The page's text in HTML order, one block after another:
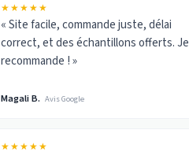
★★★★★
« Site facile, commande juste, délai
correct, et des échantillons offerts. Je
recommande ! »
Magali B. Avis Google
★★★★★